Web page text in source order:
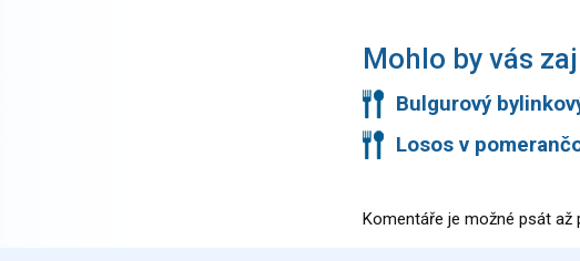
Mohlo by vás
Bulgurový
Losos v
Komentáře je možné psát až